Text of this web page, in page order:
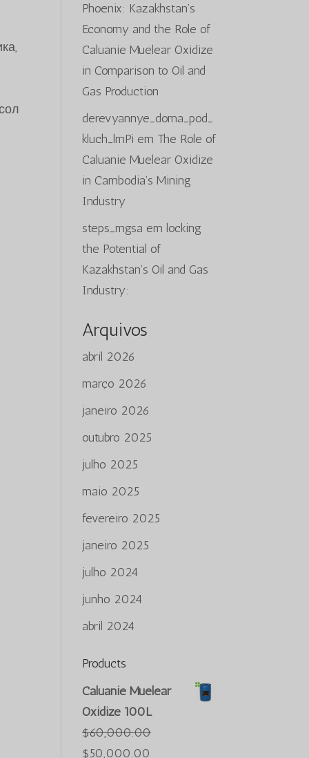
Phoenix: Kazakhstan’s
Economy and the Role of
Caluanie Muelear Oxidize
in Comparison to Oil and
Gas Production
derevyannye_doma_pod_
kluch_lmPi em The Role of
Caluanie Muelear Oxidize
in Cambodia’s Mining
Industry
steps_mgsa em locking
the Potential of
Kazakhstan’s Oil and Gas
Industry:
Arquivos
abril 2026
março 2026
janeiro 2026
outubro 2025
julho 2025
maio 2025
fevereiro 2025
janeiro 2025
julho 2024
junho 2024
abril 2024
Products
Caluanie Muelear
Oxidize 100L
$60,000.00
O
$50,000.00